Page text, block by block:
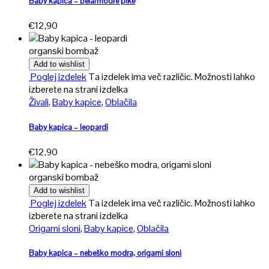
€12,90
organski bombaž
Add to wishlist
Poglej izdelekTa izdelek ima več različic. Možnosti lahko
izberete na strani izdelka
Živali,Baby kapice,Oblačila
Baby kapica – leopardi
€12,90
organski bombaž
Add to wishlist
Poglej izdelekTa izdelek ima več različic. Možnosti lahko
izberete na strani izdelka
Origami sloni,Baby kapice,Oblačila
Baby kapica – nebeško modra, origami sloni